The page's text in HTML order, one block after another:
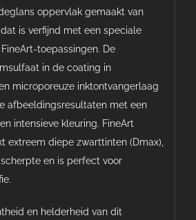
oppervlak gemaakt van
is verfijnd met een speciale
toepassingen. De
in de coating in
microporeuze inktontvangerlaag
afbeeldingsresultaten met een
intensieve kleuring. FineArt
extreem diepe zwarttinten (Dmax),
en is perfect voor
en helderheid van dit